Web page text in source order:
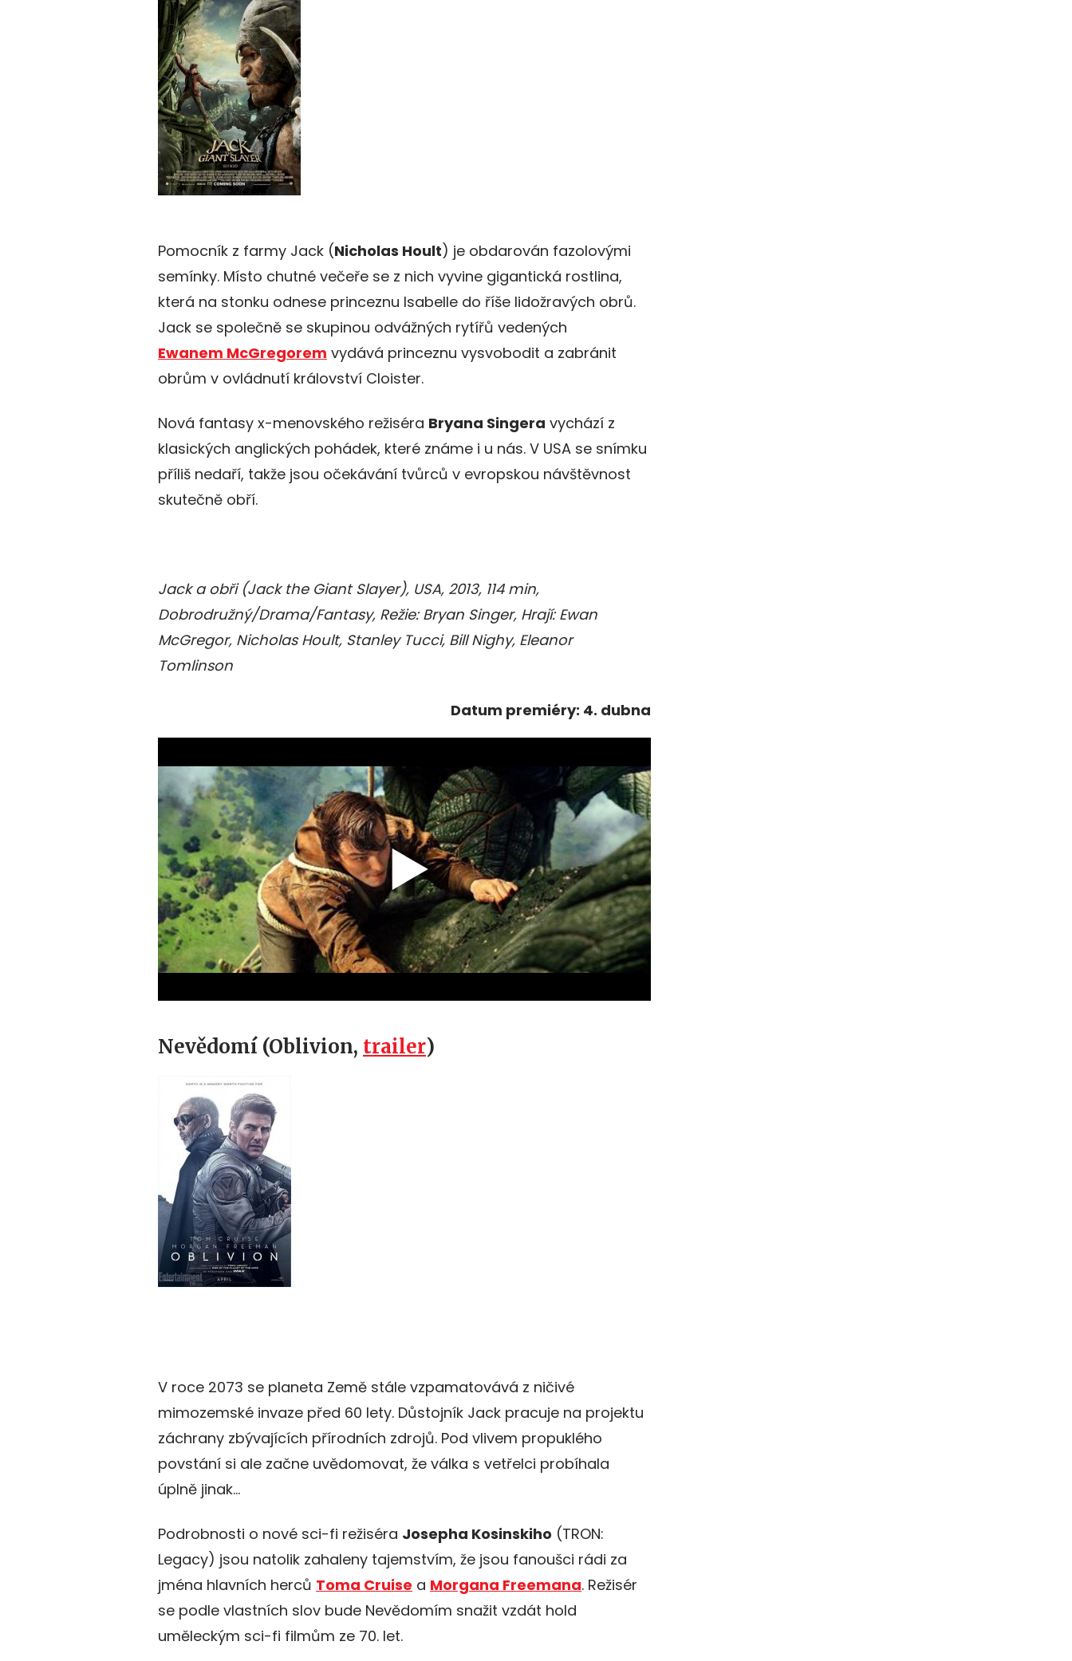
Pomocník z farmy Jack (Nicholas Hoult) je obdarován fazolovými
semínky. Místo chutné večeře se z nich vyvine gigantická rostlina,
která na stonku odnese princeznu Isabelle do říše lidožravých obrů.
Jack se společně se skupinou odvážných rytířů vedených
Ewanem McGregorem vydává princeznu vysvobodit a zabránit
obrům v ovládnutí království Cloister.
Nová fantasy x-menovského režiséra Bryana Singera vychází z
klasických anglických pohádek, které známe i u nás. V USA se snímku
příliš nedaří, takže jsou očekávání tvůrců v evropskou návštěvnost
skutečně obří.
Jack a obři (Jack the Giant Slayer), USA, 2013, 114 min,
Dobrodružný/Drama/Fantasy, Režie: Bryan Singer, Hrají: Ewan
McGregor, Nicholas Hoult, Stanley Tucci, Bill Nighy, Eleanor
Tomlinson
Datum premiéry: 4. dubna
Nevědomí (Oblivion, trailer)
V roce 2073 se planeta Země stále vzpamatovává z ničivé
mimozemské invaze před 60 lety. Důstojník Jack pracuje na projektu
záchrany zbývajících přírodních zdrojů. Pod vlivem propuklého
povstání si ale začne uvědomovat, že válka s vetřelci probíhala
úplně jinak…
Podrobnosti o nové sci-fi režiséra Josepha Kosinskiho (TRON:
Legacy) jsou natolik zahaleny tajemstvím, že jsou fanoušci rádi za
jména hlavních herců Toma Cruise a Morgana Freemana. Režisér
se podle vlastních slov bude Nevědomím snažit vzdát hold
uměleckým sci-fi filmům ze 70. let.